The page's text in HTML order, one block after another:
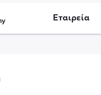
Εταιρεία